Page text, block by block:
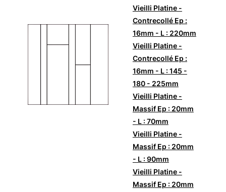
Vieilli Platine -
Contrecollé Ep :
16mm - L : 220mm
Vieilli Platine -
Contrecollé Ep :
16mm - L : 145 -
180 - 225mm
Vieilli Platine -
Massif Ep : 20mm
- L : 70mm
Vieilli Platine -
Massif Ep : 20mm
- L : 90mm
Vieilli Platine -
Massif Ep : 20mm